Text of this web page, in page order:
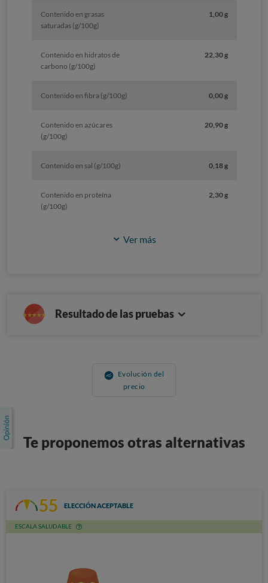
Contenido en grasas
saturadas (g/100g)
1,00 g
Contenido en hidratos de
carbono (g/100g)
22,30 g
Contenido en fibra (g/100g) 0,00 g
Contenido en azúcares
(g/100g)
20,90 g
Contenido en sal (g/100g) 0,18 g
Contenido en proteína
(g/100g)
2,30 g
Ver más
Resultado de las pruebas
Evolución del
precio
Te proponemos otras alternativas
55 ELECCIÓN ACEPTABLE
ESCALA SALUDABLE